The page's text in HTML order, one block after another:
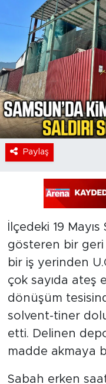
Paylaş
İlçedeki 19
gösteren bir geri
bir iş yerinden
çok sayıda ateş
dönüşüm
solvent-tiner
etti. Delinen
madde akmaya
Sabah erken